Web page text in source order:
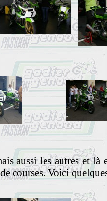
les autres et là
courses. Voici